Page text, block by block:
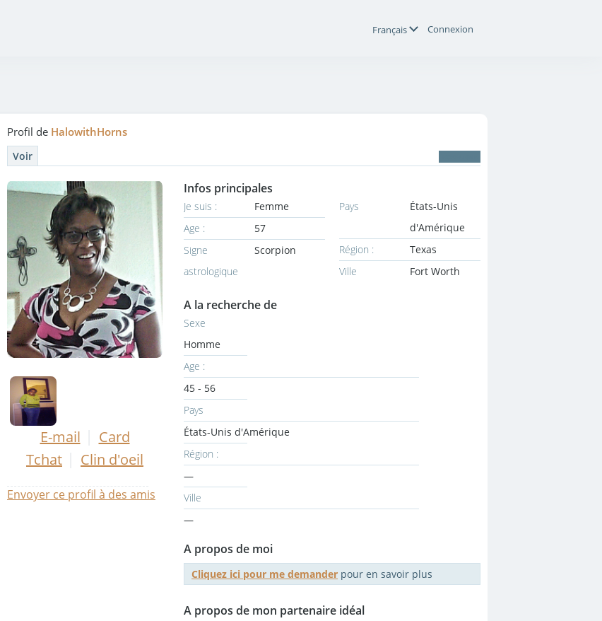
Français Connexion
Profil de HalowithHorns
Voir
E-mail
Card
Tchat
Clin d'oeil
Envoyer ce profil à des amis
Infos principales
Je suis :
Femme
Age :
57
Signe
astrologique
Scorpion
Pays
États-Unis
d'Amérique
Région :
Texas
Ville
Fort Worth
A la recherche de
Sexe
Homme
Age :
45 - 56
Pays
États-Unis d'Amérique
Région :
—
Ville
—
A propos de moi
Cliquez ici pour me demander pour en savoir plus
A propos de mon partenaire idéal